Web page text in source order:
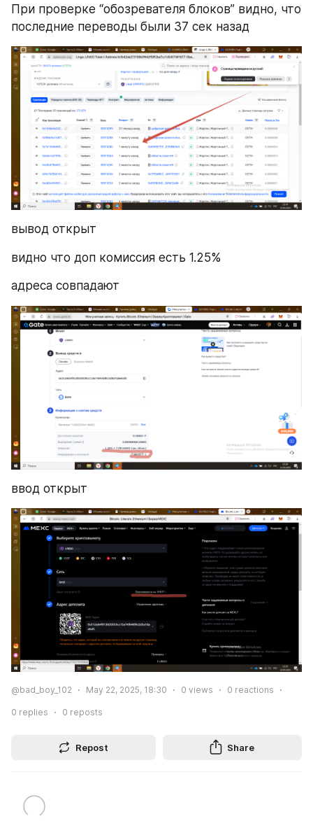
При проверке “обозревателя блоков” видно, что
последние переводы были 37 сек назад
вывод открыт
видно что доп комиссия есть 1.25%
адреса совпадают
ввод открыт
@bad_boy_102 May 22, 2025, 18:30 0 views 0 reactions
0 replies 0 reposts
Repost Share